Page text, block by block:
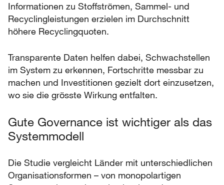
Informationen zu Stoffströmen, Sammel- und
Recyclingleistungen erzielen im Durchschnitt
höhere Recyclingquoten.
Transparente Daten helfen dabei, Schwachstellen
im System zu erkennen, Fortschritte messbar zu
machen und Investitionen gezielt dort einzusetzen,
wo sie die grösste Wirkung entfalten.
Gute Governance ist wichtiger als das
Systemmodell
Die Studie vergleicht Länder mit unterschiedlichen
Organisationsformen – von monopolartigen